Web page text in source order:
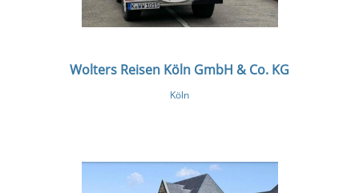
Wolters Reisen Köln GmbH & Co. KG
Köln